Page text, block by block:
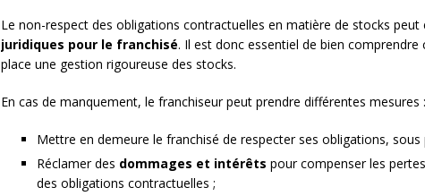
Le non-respect des obligations contractuelles en matière de stocks peut
juridiques pour le franchisé. Il est donc essentiel de bien
place une gestion rigoureuse des stocks.
En cas de manquement, le franchiseur peut prendre différentes mesures :
Mettre en demeure le franchisé de respecter ses obligations,
Réclamer des dommages et intérêts pour compenser les
des obligations contractuelles ;